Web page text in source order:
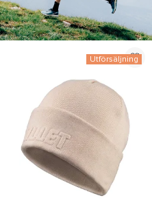
*Se villkorhär
Utförsäljning